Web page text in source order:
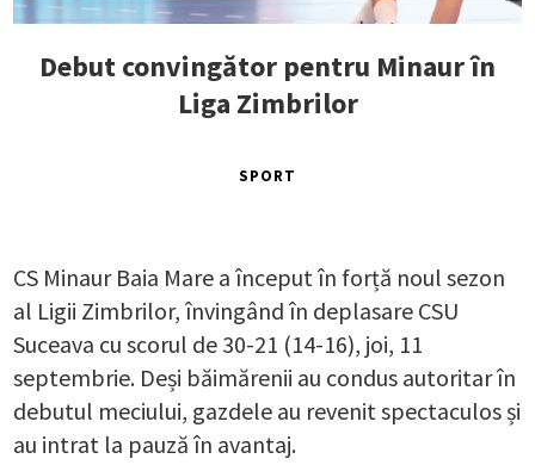
Debut convingător pentru Minaur în
Liga Zimbrilor
SPORT
CS Minaur Baia Mare a început în forță noul sezon
al Ligii Zimbrilor, învingând în deplasare CSU
Suceava cu scorul de 30-21 (14-16), joi, 11
septembrie. Deși băimărenii au condus autoritar în
debutul meciului, gazdele au revenit spectaculos și
au intrat la pauză în avantaj.